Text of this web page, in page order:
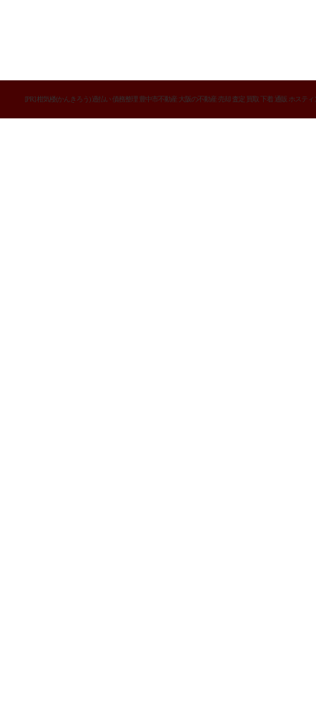
[PR]柑気楼(かんきろう) 過払い債務整理 豊中市不動産 大阪の不動産 売却 査定 買取 下着 通販 ホスティ